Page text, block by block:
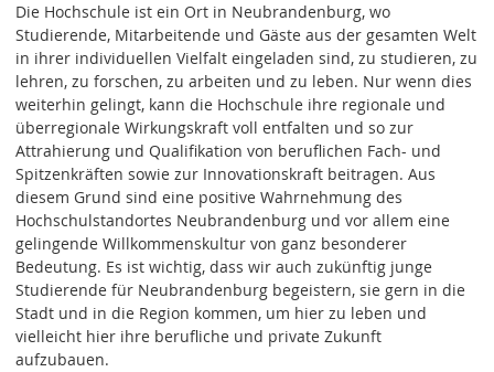
Die Hochschule ist ein Ort in Neubrandenburg, wo
Studierende, Mitarbeitende und Gäste aus der gesamten Welt
in ihrer individuellen Vielfalt eingeladen sind, zu studieren, zu
lehren, zu forschen, zu arbeiten und zu leben. Nur wenn dies
weiterhin gelingt, kann die Hochschule ihre regionale und
überregionale Wirkungskraft voll entfalten und so zur
Attrahierung und Qualifikation von beruflichen Fach- und
Spitzenkräften sowie zur Innovationskraft beitragen. Aus
diesem Grund sind eine positive Wahrnehmung des
Hochschulstandortes Neubrandenburg und vor allem eine
gelingende Willkommenskultur von ganz besonderer
Bedeutung. Es ist wichtig, dass wir auch zukünftig junge
Studierende für Neubrandenburg begeistern, sie gern in die
Stadt und in die Region kommen, um hier zu leben und
vielleicht hier ihre berufliche und private Zukunft
aufzubauen.